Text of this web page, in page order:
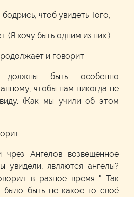
чтоб увидеть Того,
(Я хочу быть одним из них.)
и говорит:
быть особенно
чтобы нам никогда не
(Как мы учили об этом
чрез Ангелов возвещённое
увидели, являются ангелы?
в разное время..." Так
быть не какое-то своё